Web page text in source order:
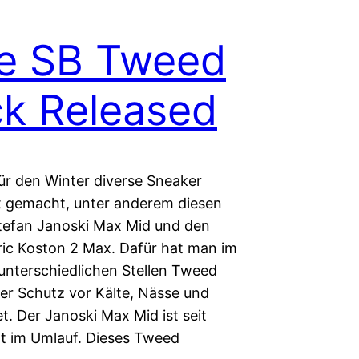
SB Tweed
Released
den Winter diverse Sneaker
unter anderem diesen
Janoski Max Mid und den
Koston 2 Max. Dafür hat man im
Stellen Tweed
Schutz vor Kälte, Nässe und
Der Janoski Max Mid ist seit
im Umlauf. Dieses Tweed